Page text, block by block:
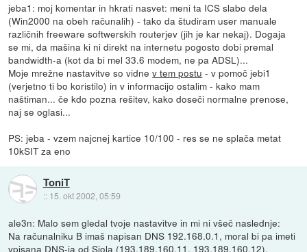
jeba1: moj komentar in hkrati nasvet: meni ta ICS slabo dela
(Win2000 na obeh računalih) - tako da študiram user manuale
različnih freeware softwerskih routerjev (jih je kar nekaj). Dogaja
se mi, da mašina ki ni direkt na internetu pogosto dobi premal
bandwidth-a (kot da bi mel 33.6 modem, ne pa ADSL)...
Moje mrežne nastavitve so vidnev tem postu - v pomoč jebi1
(verjetno ti bo koristilo) in v informacijo ostalim - kako mam
naštiman... če kdo pozna rešitev, kako doseči normalne prenose,
naj se oglasi...
PS: jeba - vzem najcnej kartice 10/100 - res se ne splača metat
10kSIT za eno
ToniT
:: 15. okt 2002, 05:59
ale3n: Malo sem gledal tvoje nastavitve in mi ni všeč naslednje:
Na računalniku B imaš napisan DNS 192.168.0.1, moral bi pa imeti
vpisana DNS-ja od Siola (193.189.160.11, 193.189.160.12).